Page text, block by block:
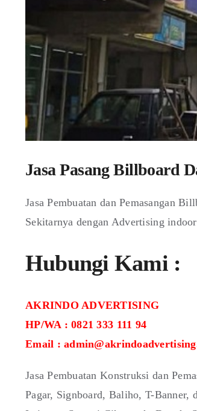
Jasa Pasang Billboard
Jasa Pembuatan dan Pemasangan
Sekitarnya dengan Advertising
Hubungi Kami :
AKRINDO ADVERTISING
HP/WA : 0821 333 111 94
Email :
Jasa Pembuatan Konstruksi dan
Pagar, Signboard, Baliho, T-